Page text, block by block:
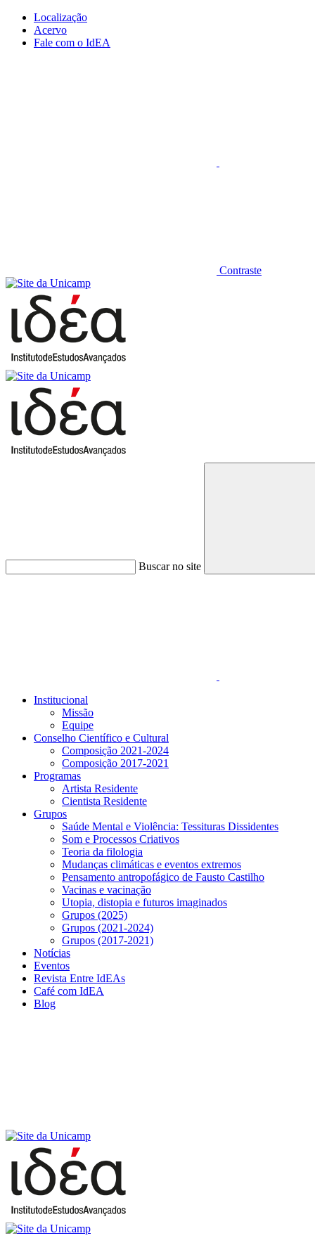
Conteúdo principal
Localização
Acervo
Fale com o IdEA
Contraste
Buscar no site
Institucional
Missão
Equipe
Conselho Científico e Cultural
Composição 2021-2024
Composição 2017-2021
Programas
Artista Residente
Cientista Residente
Grupos
Saúde Mental e Violência: Tessituras Dissidentes
Som e Processos Criativos
Teoria da filologia
Mudanças climáticas e eventos extremos
Pensamento antropofágico de Fausto Castilho
Vacinas e vacinação
Utopia, distopia e futuros imaginados
Grupos (2025)
Grupos (2021-2024)
Grupos (2017-2021)
Notícias
Eventos
Revista Entre IdEAs
Café com IdEA
Blog